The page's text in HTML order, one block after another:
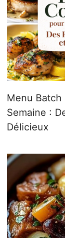
Menu Batch
Semaine :
Délicieux